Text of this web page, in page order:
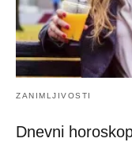
ZANIMLJIVOSTI
Dnevni